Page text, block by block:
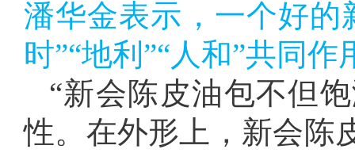
潘华金表示，一个好的
时”“地利”“人和”共同作
“新会陈皮油包不但
性。在外形上，新会陈